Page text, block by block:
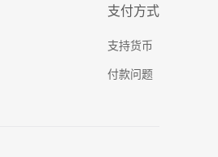
支付方式
支持货币
付款问题